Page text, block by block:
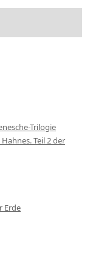
Trilogie
Teil 2 der
Erde